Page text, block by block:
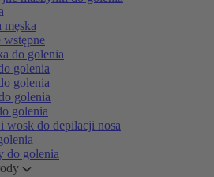
męska
wstępne
do golenia
golenia
golenia
golenia
golenia
wosk do depilacji nosa
do golenia